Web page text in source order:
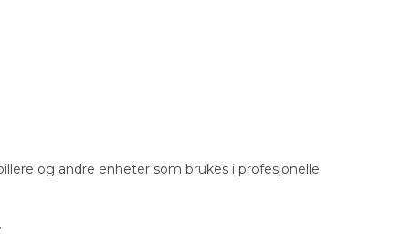
og andre enheter som brukes i profesjonelle